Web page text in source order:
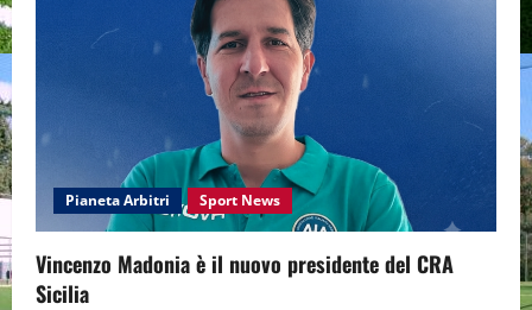
Pianeta Arbitri Sport News
Vincenzo Madonia è il nuovo presidente del CRA
Sicilia